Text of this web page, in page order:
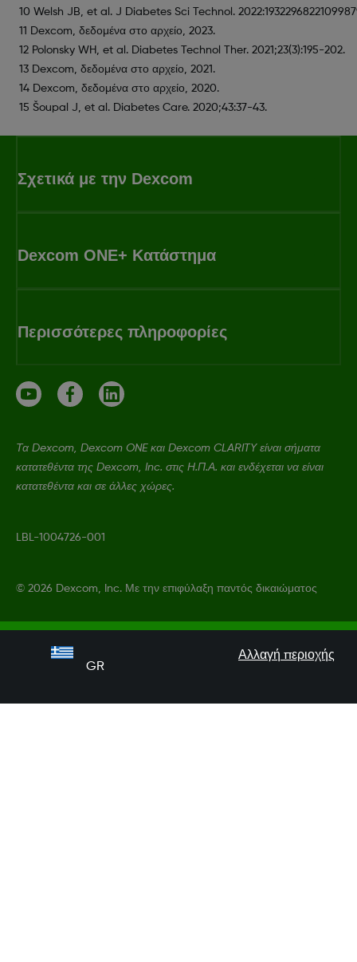
10 Welsh JB, et al. J Diabetes Sci Technol.
11 Dexcom, δεδομένα στο αρχείο, 2023.
12 Polonsky WH, et al. Diabetes Technol Ther. 2021;23(3):195-202.
13 Dexcom, δεδομένα στο αρχείο, 2021.
14 Dexcom, δεδομένα στο αρχείο, 2020.
15 Šoupal J, et al. Diabetes Care. 2020;43:37-43.
Σχετικά με την Dexcom
Dexcom ONE+ Κατάστημα
Περισσότερες πληροφορίες
Τα Dexcom, Dexcom ONE και Dexcom CLARITY είναι σήματα
κατατεθέντα της Dexcom, Inc. στις Η.Π.Α. και ενδέχεται να είναι
κατατεθέντα και σε άλλες χώρες.
LBL-1004726-001
© 2026 Dexcom, Inc. Με την επιφύλαξη παντός δικαιώματος
GR
Αλλαγή περιοχής